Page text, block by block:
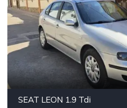
SEAT LEON 1.9 Tdi